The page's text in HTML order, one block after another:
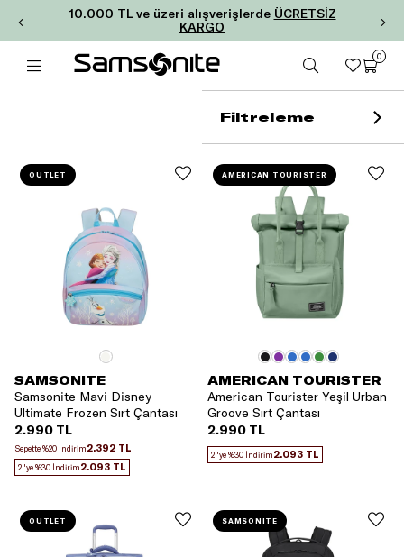
10.000 TL ve üzeri alışverişlerde ÜCRETSİZ
KARGO
0
Filtreleme
SAMSONITE
Samsonite Mavi Disney
Ultimate Frozen Sırt Çantası
2.990 TL
Sepette %20 İndirim2.392 TL
2.'ye %30 İndirim2.093 TL
OUTLET
AMERICAN TOURISTER
American Tourister Yeşil Urban
Groove Sırt Çantası
2.990 TL
2.'ye %30 İndirim2.093 TL
AMERICAN TOURISTER
OUTLET SAMSONITE